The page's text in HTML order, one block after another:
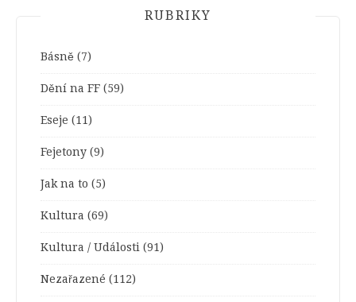
RUBRIKY
Básně (7)
Dění na FF (59)
Eseje (11)
Fejetony (9)
Jak na to (5)
Kultura (69)
Kultura / Události (91)
Nezařazené (112)